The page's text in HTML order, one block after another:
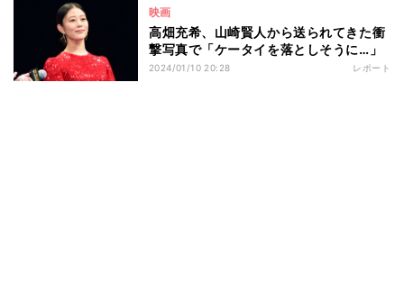
映画
高畑充希、山崎賢人から送られてきた衝
撃写真で「ケータイを落としそうに…」
2024/01/10 20:28 レポート